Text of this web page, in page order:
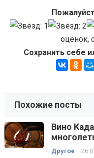
оценок,
Сохранить себе
Похожие посты
Вино
Другое